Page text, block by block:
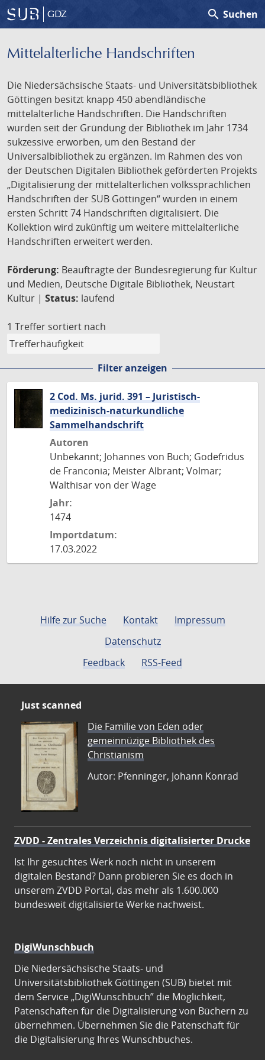
GDZ search Suchen
Mittelalterliche Handschriften
Die Niedersächsische Staats- und Universitätsbibliothek
Göttingen besitzt knapp 450 abendländische
mittelalterliche Handschriften. Die Handschriften
wurden seit der Gründung der Bibliothek im Jahr 1734
sukzessive erworben, um den Bestand der
Universalbibliothek zu ergänzen. Im Rahmen des von
der Deutschen Digitalen Bibliothek geförderten Projekts
„Digitalisierung der mittelalterlichen volkssprachlichen
Handschriften der SUB Göttingen“ wurden in einem
ersten Schritt 74 Handschriften digitalisiert. Die
Kollektion wird zukünftig um weitere mittelalterliche
Handschriften erweitert werden.
Förderung: Beauftragte der Bundesregierung für Kultur
und Medien, Deutsche Digitale Bibliothek, Neustart
Kultur | Status: laufend
1 Treffer sortiert nach
Filter anzeigen
2 Cod. Ms. jurid. 391 – Juristisch-
medizinisch-naturkundliche
Sammelhandschrift
Autoren
Unbekannt; Johannes von Buch; Godefridus
de Franconia; Meister Albrant; Volmar;
Walthisar von der Wage
Jahr:
1474
Importdatum:
17.03.2022
Hilfe zur Suche Kontakt
Impressum
Datenschutz
Feedback
RSS-Feed
Just scanned
Die Familie von Eden oder
gemeinnüzige Bibliothek des
Christianism
Autor: Pfenninger, Johann Konrad
ZVDD - Zentrales Verzeichnis digitalisierter Drucke
Ist Ihr gesuchtes Werk noch nicht in unserem
digitalen Bestand? Dann probieren Sie es doch in
unserem ZVDD Portal, das mehr als 1.600.000
bundesweit digitalisierte Werke nachweist.
DigiWunschbuch
Die Niedersächsische Staats- und
Universitätsbibliothek Göttingen (SUB) bietet mit
dem Service „DigiWunschbuch” die Möglichkeit,
Patenschaften für die Digitalisierung von Büchern zu
übernehmen. Übernehmen Sie die Patenschaft für
die Digitalisierung Ihres Wunschbuches.